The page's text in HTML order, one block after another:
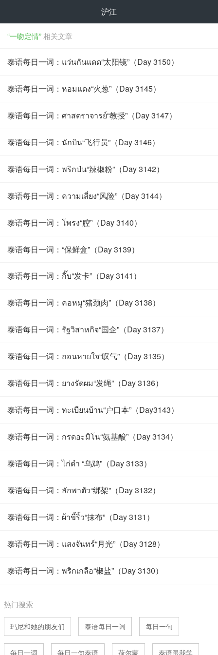
沪江
“一吻定情”相关文章
泰语每日一词：แว่นกันแดด“太阳镜”（Day 3150）
泰语每日一词：หอมแดง“火葱”（Day 3145）
泰语每日一词：ศาสตราจารย์“教授”（Day 3147）
泰语每日一词：นักบิน“飞行员”（Day 3146）
泰语每日一词：พริกป่น“辣椒粉”（Day 3142）
泰语每日一词：ความเสี่ยง“风险”（Day 3144）
泰语每日一词：โพรง“腔”（Day 3140）
泰语每日一词：“保鲜盒”（Day 3139）
泰语每日一词：กิ๊บ“发卡”（Day 3141）
泰语每日一词：คอหมู“猪颈肉”（Day 3138）
泰语每日一词：รัฐวิสาหกิจ“国企”（Day 3137）
泰语每日一词：ถอนหายใจ“叹气”（Day 3135）
泰语每日一词：ยางรัดผม“发绳”（Day 3136）
泰语每日一词：ทะเบียนบ้าน“户口本”（Day3143）
泰语每日一词：กรดอะมิโน“氨基酸”（Day 3134）
泰语每日一词：ไก่ดำ “乌鸡”（Day 3133）
泰语每日一词：ลักพาตัว“绑架”（Day 3132）
泰语每日一词：ผ้าขี้ริ้ว“抹布”（Day 3131）
泰语每日一词：แสงจันทร์“月光”（Day 3128）
泰语每日一词：พริกเกลือ“椒盐”（Day 3130）
热门搜索
玛尼和她的朋友们 泰语每日一词 每日一句
每日一词 每日一句泰语 荷尔蒙 泰语跟我学